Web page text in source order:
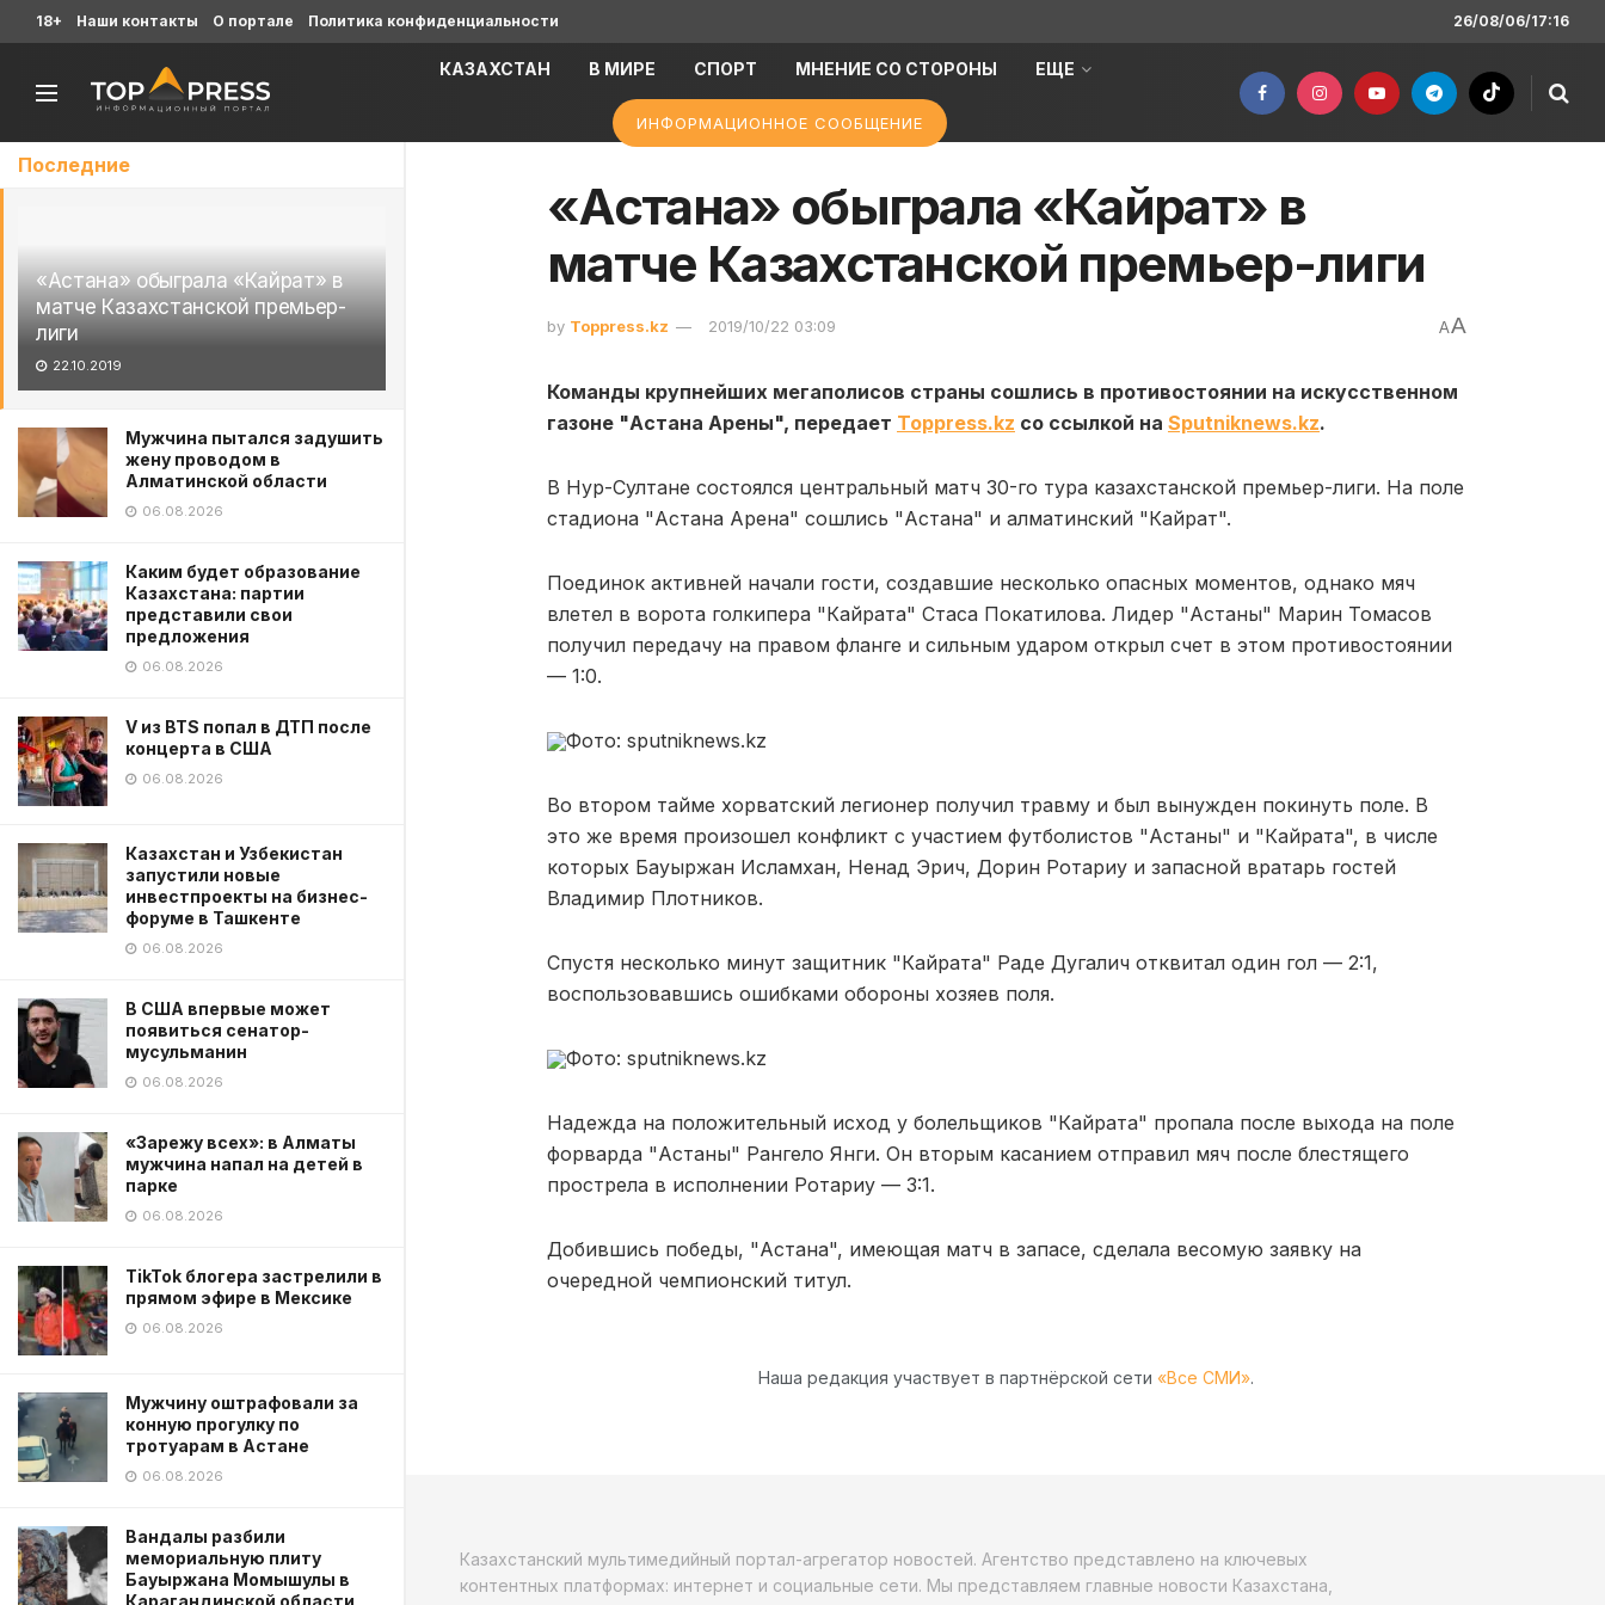
Последние
«Астана» обыграла «Кайрат» в
матче Казахстанской премьер-
лиги
22.10.2019
Мужчина пытался задушить
жену проводом в
Алматинской области
06.08.2026
Каким будет образование
Казахстана: партии
представили свои
предложения
06.08.2026
V из BTS попал в ДТП после
концерта в США
06.08.2026
Казахстан и Узбекистан
запустили новые
инвестпроекты на бизнес-
форуме в Ташкенте
06.08.2026
В США впервые может
появиться сенатор-
мусульманин
06.08.2026
«Зарежу всех»: в Алматы
мужчина напал на детей в
парке
06.08.2026
TikTok блогера застрелили в
прямом эфире в Мексике
06.08.2026
Мужчину оштрафовали за
конную прогулку по
тротуарам в Астане
06.08.2026
Вандалы разбили
мемориальную плиту
Бауыржана Момышулы в
Карагандинской области
18+ Наши контакты О портале Политика конфиденциальности 26/08/06/17:16
КАЗАХСТАН В МИРЕ СПОРТ МНЕНИЕ СО СТОРОНЫ ЕЩЕ
ИНФОРМАЦИОННОЕ СООБЩЕНИЕ
«Астана» обыграла «Кайрат» в
матче Казахстанской премьер-лиги
by Toppress.kz 2019/10/22 03:09 AA
Команды крупнейших мегаполисов страны сошлись в противостоянии на искусственном
газоне "Астана Арены", передает Toppress.kz со ссылкой на Sputniknews.kz.
В Нур-Султане состоялся центральный матч 30-го тура казахстанской премьер-лиги. На поле
стадиона "Астана Арена" сошлись "Астана" и алматинский "Кайрат".
Поединок активней начали гости, создавшие несколько опасных моментов, однако мяч
влетел в ворота голкипера "Кайрата" Стаса Покатилова. Лидер "Астаны" Марин Томасов
получил передачу на правом фланге и сильным ударом открыл счет в этом противостоянии
— 1:0.
Фото: sputniknews.kz
Во втором тайме хорватский легионер получил травму и был вынужден покинуть поле. В
это же время произошел конфликт с участием футболистов "Астаны" и "Кайрата", в числе
которых Бауыржан Исламхан, Ненад Эрич, Дорин Ротариу и запасной вратарь гостей
Владимир Плотников.
Спустя несколько минут защитник "Кайрата" Раде Дугалич отквитал один гол — 2:1,
воспользовавшись ошибками обороны хозяев поля.
Фото: sputniknews.kz
Надежда на положительный исход у болельщиков "Кайрата" пропала после выхода на поле
форварда "Астаны" Рангело Янги. Он вторым касанием отправил мяч после блестящего
прострела в исполнении Ротариу — 3:1.
Добившись победы, "Астана", имеющая матч в запасе, сделала весомую заявку на
очередной чемпионский титул.
Наша редакция участвует в партнёрской сети «Все СМИ».
Казахстанский мультимедийный портал-агрегатор новостей. Агентство представлено на ключевых
контентных платформах: интернет и социальные сети. Мы представляем главные новости Казахстана,